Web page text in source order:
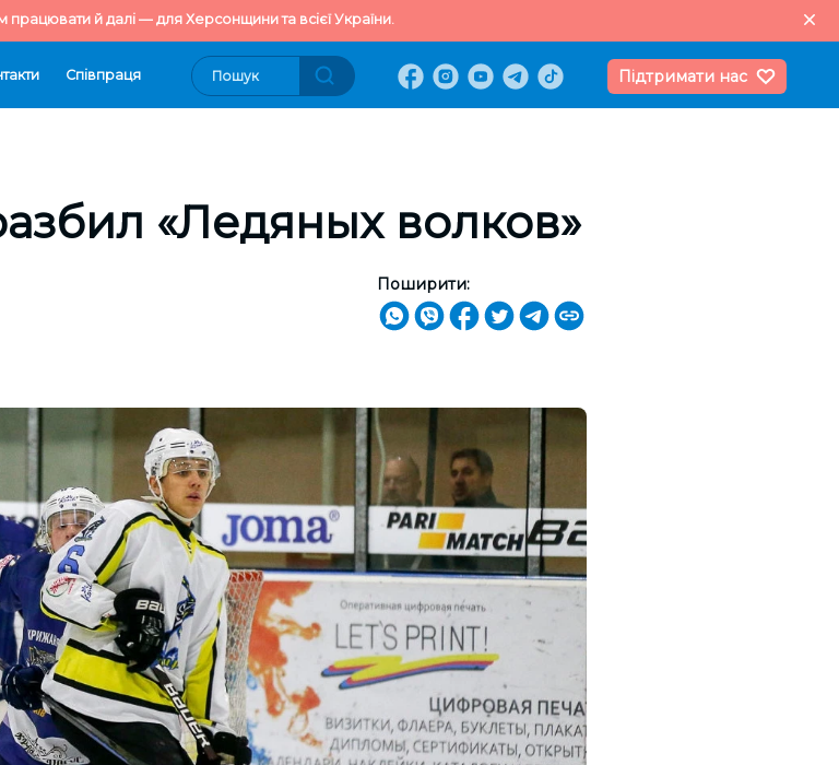
й далі — для Херсонщини та всієї України.
Cпівпраця Підтримати нас
«Ледяных волков»
Поширити: